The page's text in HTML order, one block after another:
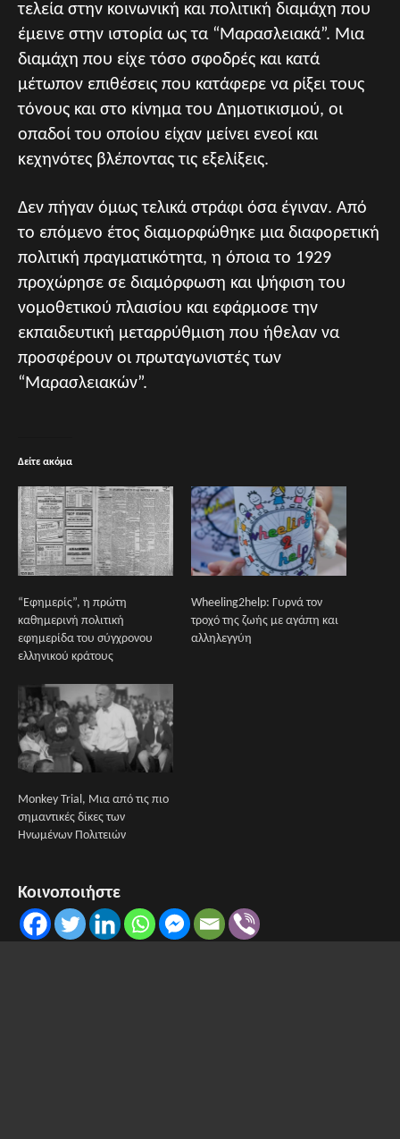
τελεία στην κοινωνική και πολιτική διαμάχη που
έμεινε στην ιστορία ως τα “Μαρασλειακά”. Μια
διαμάχη που είχε τόσο σφοδρές και κατά
μέτωπον επιθέσεις που κατάφερε να ρίξει τους
τόνους και στο κίνημα του Δημοτικισμού, οι
οπαδοί του οποίου είχαν μείνει ενεοί και
κεχηνότες βλέποντας τις εξελίξεις.
Δεν πήγαν όμως τελικά στράφι όσα έγιναν. Από
το επόμενο έτος διαμορφώθηκε μια διαφορετική
πολιτική πραγματικότητα, η όποια το 1929
προχώρησε σε διαμόρφωση και ψήφιση του
νομοθετικού πλαισίου και εφάρμοσε την
εκπαιδευτική μεταρρύθμιση που ήθελαν να
προσφέρουν οι πρωταγωνιστές των
“Μαρασλειακών”.
Δείτε ακόμα
“Εφημερίς”, η πρώτη
καθημερινή πολιτική
εφημερίδα του σύγχρονου
ελληνικού κράτους
Wheeling2help: Γυρνά τον
τροχό της ζωής με αγάπη και
αλληλεγγύη
Monkey Trial, Μια από τις πιο
σημαντικές δίκες των
Ηνωμένων Πολιτειών
Κοινοποιήστε